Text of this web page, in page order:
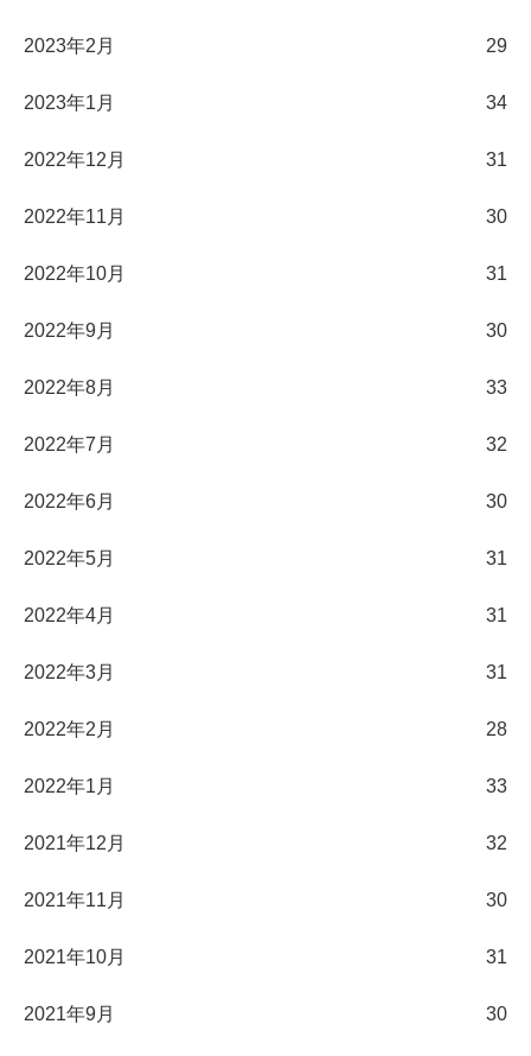
2023年2月 29
2023年1月 34
2022年12月 31
2022年11月 30
2022年10月 31
2022年9月 30
2022年8月 33
2022年7月 32
2022年6月 30
2022年5月 31
2022年4月 31
2022年3月 31
2022年2月 28
2022年1月 33
2021年12月 32
2021年11月 30
2021年10月 31
2021年9月 30